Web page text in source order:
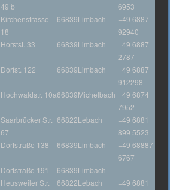
49 b
6953
Kirchenstrasse
18
66839Limbach
+49 6887
92940
Horstst. 33 66839Limbach
+49 6887
2787
Dorfst. 122 66839Limbach
+49 6887
912298
Hochwaldstr. 10a66839Michelbach +49 6874
7952
Saarbrücker Str.
67
66822Lebach
+49 6881
899 5523
Dorfstraße 138 66839Limbach
+49 68887
6767
Dorfstraße 191 66839Limbach
Heusweiler Str.
66822Lebach
+49 6881